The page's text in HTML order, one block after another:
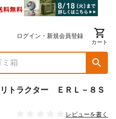
ログイン・新規会員登録
カート
トラクター ＥＲＬ－８Ｓ
レビューを書く